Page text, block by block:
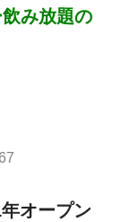
み放題の
オープン